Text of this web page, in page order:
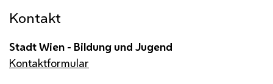
Kontakt
Stadt Wien - Bildung und Jugend
Kontaktformular